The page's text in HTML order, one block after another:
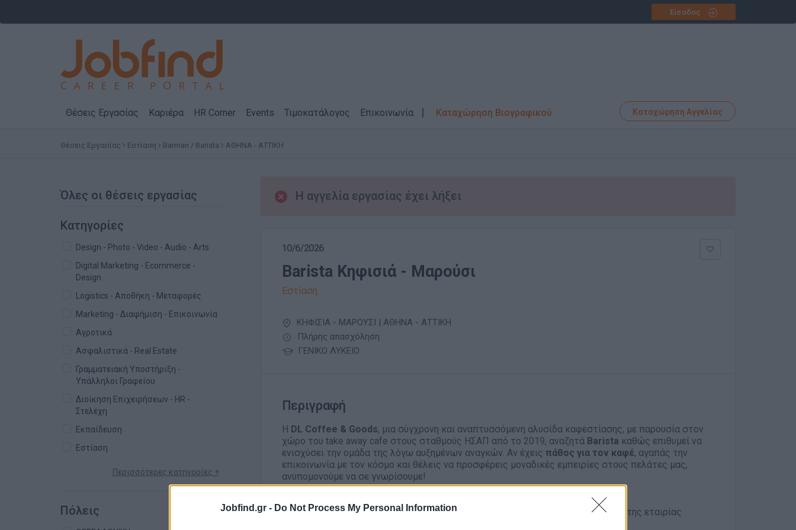
Jobfind.gr - Do Not Process My Personal Information
Είσοδος
Θέσεις Εργασίας Καριέρα HR Corner Events Τιμοκατάλογος Επικοινωνία Καταχώρηση Βιογραφικού Καταχώρηση Αγγελίας
Θέσεις Εργασίας Εστίαση Barman / Barista ΑΘΗΝΑ - ΑΤΤΙΚΗ
Όλες οι θέσεις εργασίας
Κατηγορίες
Design - Photo - Video - Audio - Arts
Digital Marketing - Ecommerce -
Design
Logistics - Αποθήκη - Μεταφορές
Marketing - Διαφήμιση - Επικοινωνία
Αγροτικά
Ασφαλιστικά - Real Estate
Γραμματειακή Υποστήριξη -
Υπάλληλοι Γραφείου
Διοίκηση Επιχειρήσεων - HR -
Στελέχη
Εκπαίδευση
Εστίαση
Περισσότερες κατηγορίες +
Πόλεις
Η αγγελία εργασίας έχει λήξει
10/6/2026
Barista Κηφισιά - Μαρούσι
Εστίαση
ΚΗΦΙΣΙΑ - ΜΑΡΟΥΣΙ | ΑΘΗΝΑ - ΑΤΤΙΚΗ
Πλήρης απασχόληση
ΓΕΝΙΚΟ ΛΥΚΕΙΟ
Περιγραφή
Η DL Coffee & Goods, μια σύγχρονη και αναπτυσσόμενη αλυσίδα καφεστίασης, με παρουσία στον
χώρο του take away cafe στους σταθμούς ΗΣΑΠ από το 2019, αναζητά Barista καθώς επιθυμεί να
ενισχύσει την ομάδα της λόγω αυξημένων αναγκών. Αν έχεις πάθος για τον καφέ, αγαπάς την
επικοινωνία με τον κόσμο και θέλεις να προσφέρεις μοναδικές εμπειρίες στους πελάτες μας,
ανυπομονούμε να σε γνωρίσουμε!
Παρασκευή καφέδων και ροφημάτων με βάση τα υψηλά πρότυπα ποιότητας της εταιρίας